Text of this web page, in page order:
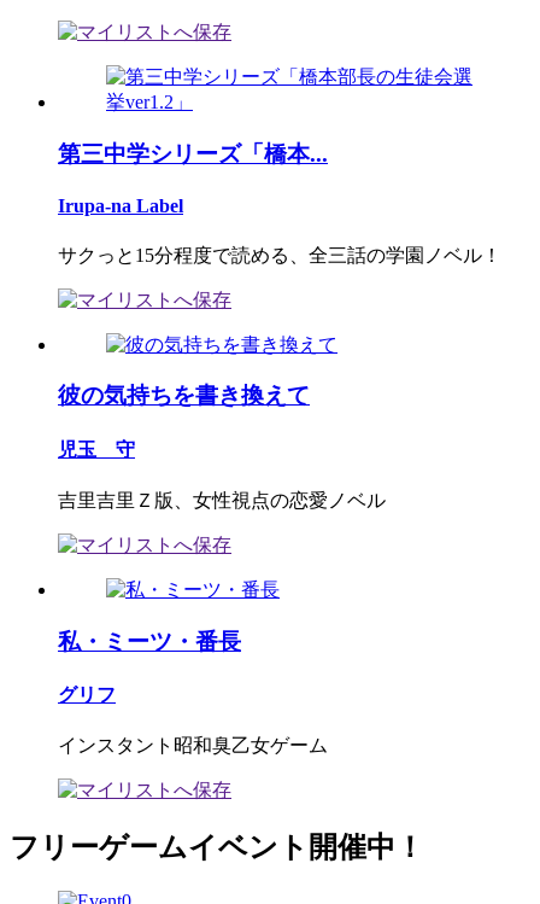
第三中学シリーズ「橋本...
Irupa-na Label
サクっと15分程度で読める、全三話の学園ノベル！
彼の気持ちを書き換えて
児玉 守
吉里吉里Ｚ版、女性視点の恋愛ノベル
私・ミーツ・番長
グリフ
インスタント昭和臭乙女ゲーム
フリーゲームイベント開催中！